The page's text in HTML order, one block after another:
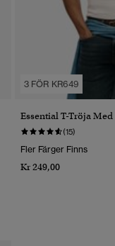
3 FÖR KR649
Essential T-Tröja
(15)
Fler Färger Finns
Kr 249,00